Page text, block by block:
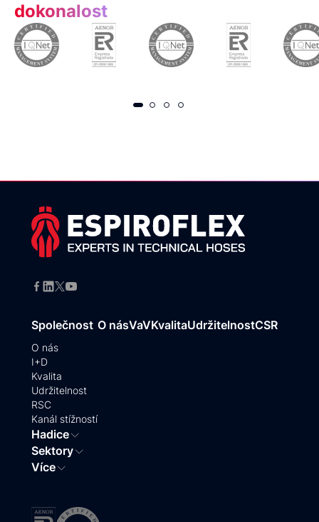
dokonalost
Společnost
O nás
I+D
Kvalita
Udržitelnost
RSC
Kanál stížností
O násVaVKvalitaUdržitelnostCSR
Hadice
Sektory
Více